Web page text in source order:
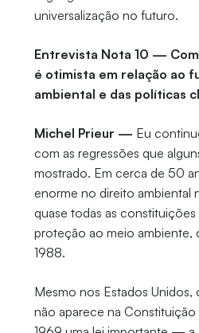
universalização no futuro.
Entrevista Nota 10 —
é otimista em relação ao
ambiental e das políticas
Michel Prieur — Eu
com as regressões que
mostrado. Em cerca de 50
enorme no direito ambiental
quase todas as
proteção ao meio ambiente,
1988.
Mesmo nos Estados
não aparece na Constituição